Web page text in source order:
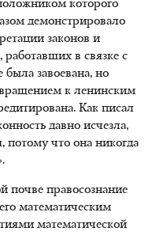
которого
демонстрировало
законов и
в связке с
завоевана, но
к ленинским
Как писал
давно исчезла,
потому что она никогда
почве правосознание
математическим
математической